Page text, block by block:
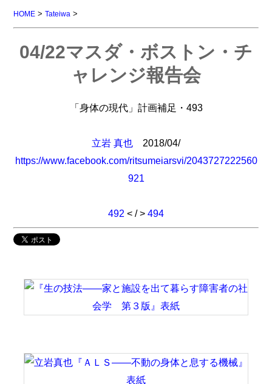
HOME >Tateiwa >
04/22マスダ・ボストン・チ
ャレンジ報告会
「身体の現代」計画補足・493
立岩 真也 2018/04/
https://www.facebook.com/ritsumeiarsvi/2043727222560
921
492 < / > 494